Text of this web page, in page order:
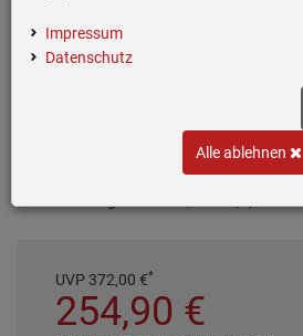
D
UVP 372,00 €*
254,90 €
Impressum
Datenschutz
Alle ablehnen